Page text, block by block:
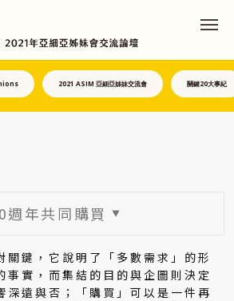
2021 ASIM 亞細亞姊妹交流會 關鍵20大事紀
週年共同購買▼
關鍵，它說明了「多數需求」的形
事實，而集結的目的與企圖則決定
深遠與否；「購買」可以是一件再